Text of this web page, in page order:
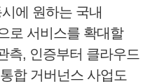
에 원하는 국내
로 서비스를 확대할
측, 인증부터 클라우드
합 거버넌스 사업도